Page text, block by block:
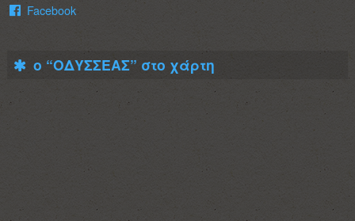
Facebook
ο “ΟΔΥΣΣΕΑΣ” στο χάρτη